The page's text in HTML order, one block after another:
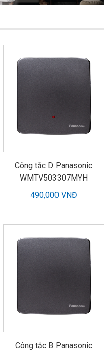
Công tắc D Panasonic
WMTV503307MYH
490,000 VNĐ
Công tắc B Panasonic